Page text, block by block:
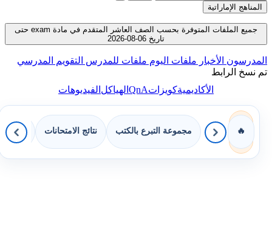
المناهج الإماراتية
جميع الملفات المتوفرة بحسب الصف العاشر المتقدم في مادة exam حتى
تاريخ 06-08-2026
المدرسون الأخبار ملفات اليوم ملفات للمدرس التقويم المدرسي
تم نسخ الرابط
الأكاديميةكويزاتQnAالهياكلالفيديوهات
🔥 مجموعة التبرع بالكتب نتائج الامتحانات